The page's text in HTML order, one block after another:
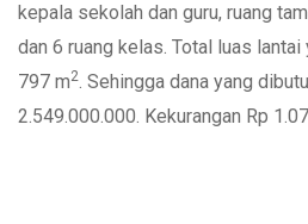
kepala sekolah dan guru, ruang
dan 6 ruang kelas. Total luas lantai
797 m2. Sehingga dana yang
2.549.000.000. Kekurangan Rp